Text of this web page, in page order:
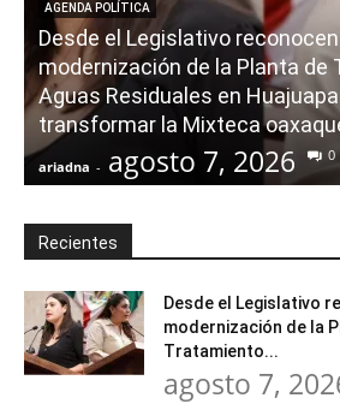
AGENDA POLÍTICA
Desde el Legislativo
modernización de la Planta de
Aguas Residuales en
transformar la Mixteca
ariadna - agosto 7, 2026 0
Recientes
Desde el Legislativo
modernización de la
Tratamiento...
agosto 7,